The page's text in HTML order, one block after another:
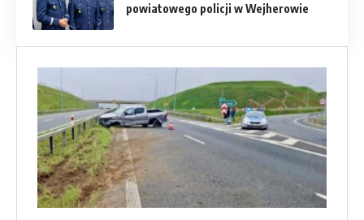
powiatowego policji w Wejherowie